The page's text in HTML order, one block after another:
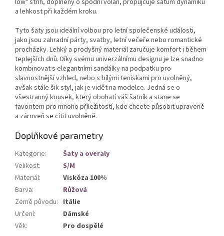
a lehkost při každém kroku.
Tyto šaty jsou ideální volbou pro letní společenské události,
jako jsou zahradní párty, svatby, letní večeře nebo romantické
procházky. Lehký a prodyšný materiál zaručuje komfort i během
teplejších dnů. Díky svému univerzálnímu designu je lze snadno
kombinovat s elegantními sandálky na podpatku pro
slavnostnější vzhled, nebo s bílými teniskami pro uvolněný,
avšak stále šik styl, jak je vidět na modelce. Jedná se o
všestranný kousek, který obohatí váš šatník a stane se
favoritem pro mnoho příležitostí, kde chcete působit upraveně
a zároveň se cítit uvolněně.
Doplňkové parametry
Kategorie:
Šaty a overaly
Velikost:
S/M
Materiál:
Viskóza 100%
Barva:
Růžová
Země původu: Itálie
Určení:
Dámské
Věk: Pro dospělé